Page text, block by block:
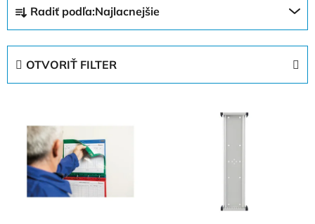
d
Radiť podľa:Najlacnejšie
OTVORIŤ FILTER